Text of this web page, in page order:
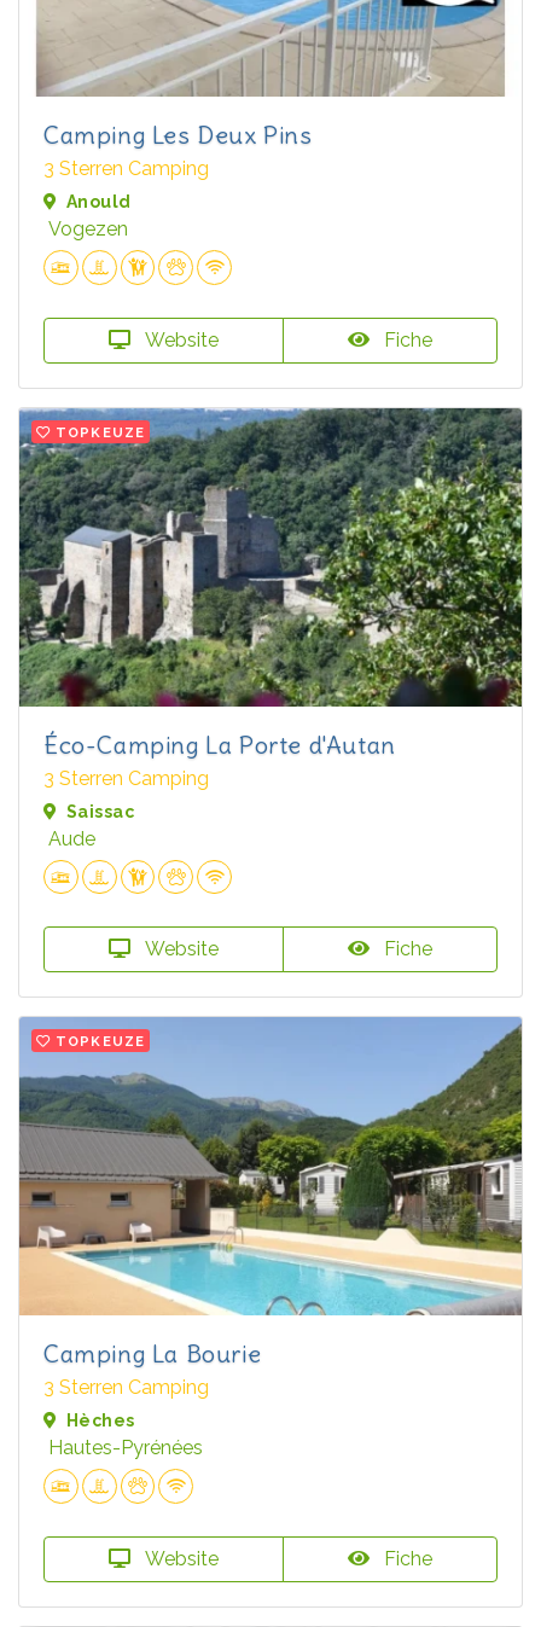
Camping Les Deux Pins
3 Sterren Camping
Anould
Vogezen
Website Fiche
TOPKEUZE
Éco-Camping La Porte d'Autan
3 Sterren Camping
Saissac
Aude
Website Fiche
TOPKEUZE
Camping La Bourie
3 Sterren Camping
Hèches
Hautes-Pyrénées
Website Fiche